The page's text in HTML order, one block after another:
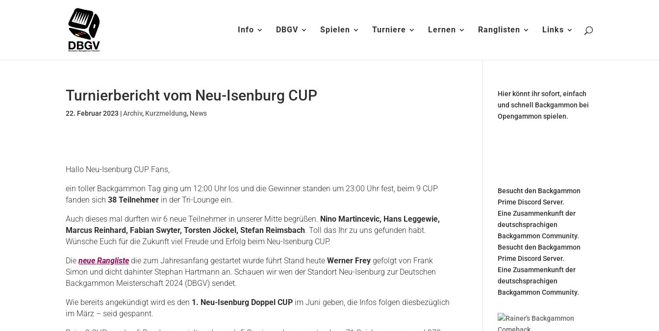
Info DBGV Spielen Turniere Lernen Ranglisten Links
Turnierbericht vom Neu-Isenburg CUP
22. Februar 2023 |Archiv, Kurzmeldung, News
Hallo Neu-Isenburg CUP Fans,
ein toller Backgammon Tag ging um 12:00 Uhr los und die Gewinner standen um 23:00 Uhr fest, beim 9 CUP
fanden sich38 Teilnehmer in der Tri-Lounge ein.
Auch dieses mal durften wir 6 neue Teilnehmer in unserer Mitte begrüßen. Nino Martincevic, Hans Leggewie,
Marcus Reinhard, Fabian Swyter, Torsten Jöckel, Stefan Reimsbach. Toll das Ihr zu uns gefunden habt.
Wünsche Euch für die Zukunft viel Freude und Erfolg beim Neu-Isenburg CUP.
Dieneue Rangliste die zum Jahresanfang gestartet wurde führt Stand heuteWerner Frey gefolgt von Frank
Simon und dicht dahinter Stephan Hartmann an. Schauen wir wen der Standort Neu-Isenburg zur Deutschen
Backgammon Meisterschaft 2024 (DBGV) sendet.
Wie bereits angekündigt wird es den 1. Neu-Isenburg Doppel CUP im Juni geben, die Infos folgen diesbezüglich
im März – seid gespannt.
Hier könnt ihr sofort, einfach
und schnell Backgammon bei
Opengammon spielen.
Besucht den Backgammon
Prime Discord Server.
Eine Zusammenkunft der
deutschsprachigen
Backgammon Community.
Besucht den Backgammon
Prime Discord Server.
Eine Zusammenkunft der
deutschsprachigen
Backgammon Community.